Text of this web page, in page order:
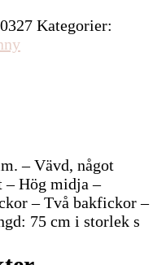
Kategorier:
– Vävd, något
Hög midja –
– Två bakfickor –
75 cm i storlek s